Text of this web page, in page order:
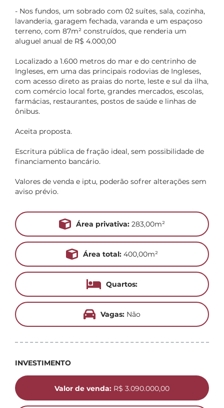
- Nos fundos, um sobrado com 02 suítes, sala, cozinha,
lavanderia, garagem fechada, varanda e um espaçoso
terreno, com 87m² construídos, que renderia um
aluguel anual de R$ 4.000,00
Localizado a 1.600 metros do mar e do centrinho de
Ingleses, em uma das principais rodovias de Ingleses,
com acesso direto as praias do norte, leste e sul da ilha,
com comércio local forte, grandes mercados, escolas,
farmácias, restaurantes, postos de saúde e linhas de
ônibus.
Aceita proposta.
Escritura pública de fração ideal, sem possibilidade de
financiamento bancário.
Valores de venda e iptu, poderão sofrer alterações sem
aviso prévio.
Área privativa:283,00m²
Área total:400,00m²
Quartos:
Vagas:Não
INVESTIMENTO
Valor de venda: R$ 3.090.000,00